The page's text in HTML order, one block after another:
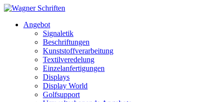
Hauptnavigation
Angebot
Signaletik
Beschriftungen
Kunststoffverarbeitung
Textilveredelung
Einzelanfertigungen
Displays
Display World
Golfsupport